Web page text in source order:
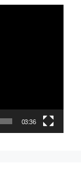
03:36